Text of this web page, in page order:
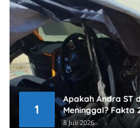
1
Apakah Andra ST
Meninggal? Fakta
8 Juli 2026